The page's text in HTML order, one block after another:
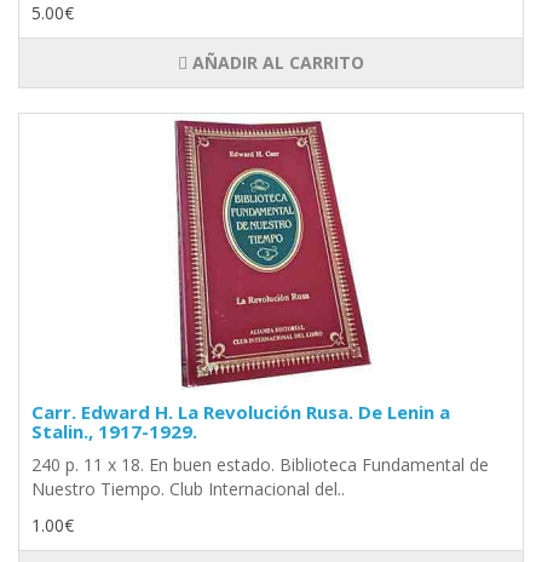
5.00€
AÑADIR AL CARRITO
Carr. Edward H. La Revolución Rusa. De Lenin a
Stalin., 1917-1929.
240 p. 11 x 18. En buen estado. Biblioteca Fundamental de
Nuestro Tiempo. Club Internacional del..
1.00€